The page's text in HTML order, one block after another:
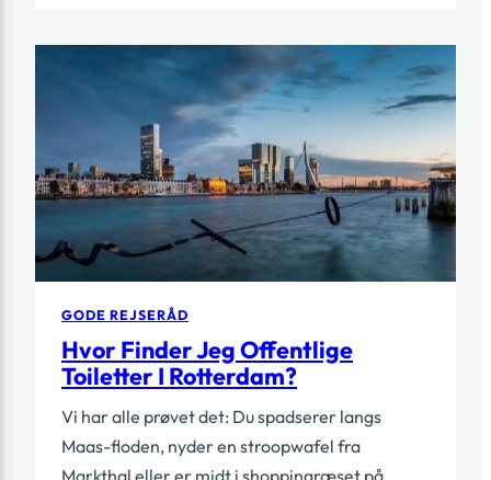
SKAL
VIDE
OM
AT
LEJE
EN
CYKEL
I
GODE REJSERÅD
Hvor Finder Jeg Offentlige
Toiletter I Rotterdam?
Vi har alle prøvet det: Du spadserer langs
Maas-floden, nyder en stroopwafel fra